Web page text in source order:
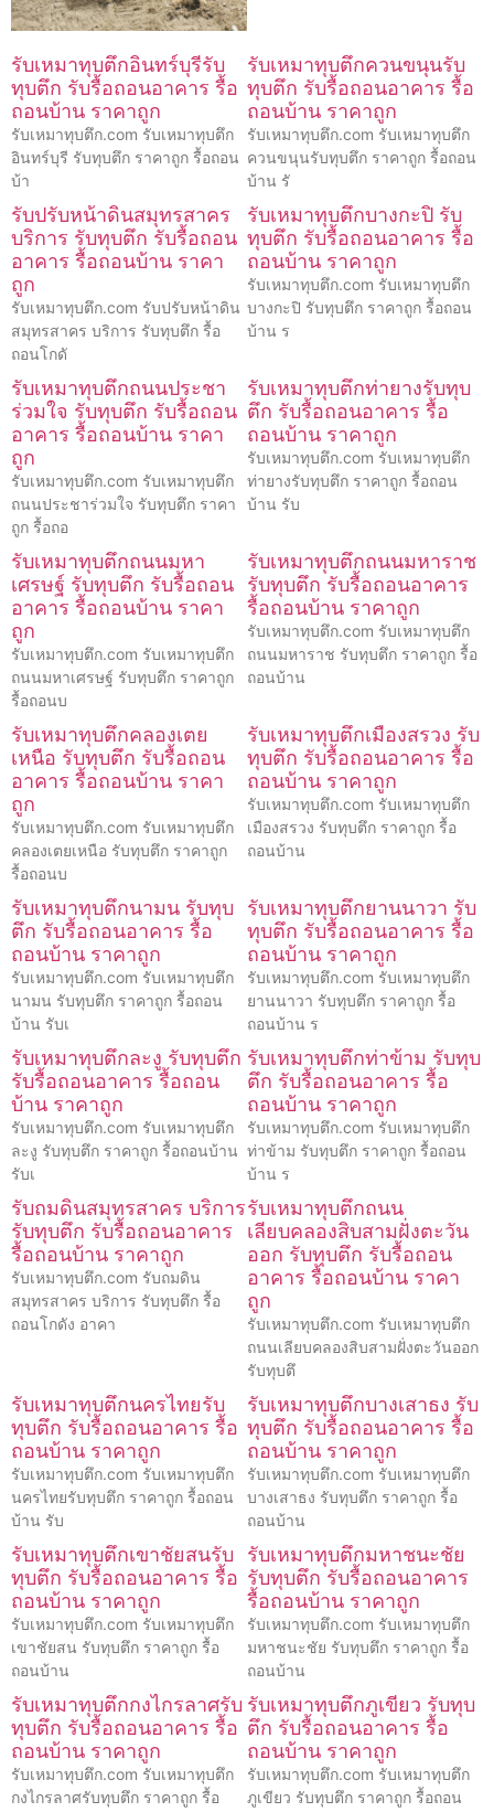
รับเหมาทุบตึกอินทร์บุรีรับ
ทุบตึก รับรื้อถอนอาคาร รื้อ
ถอนบ้าน ราคาถูก
รับเหมาทุบตึก.com รับเหมาทุบตึก
อินทร์บุรี รับทุบตึก ราคาถูก รื้อถอน
บ้า
รับเหมาทุบตึกควนขนุนรับ
ทุบตึก รับรื้อถอนอาคาร รื้อ
ถอนบ้าน ราคาถูก
รับเหมาทุบตึก.com รับเหมาทุบตึก
ควนขนุนรับทุบตึก ราคาถูก รื้อถอน
บ้าน รั
รับปรับหน้าดินสมุทรสาคร
บริการ รับทุบตึก รับรื้อถอน
อาคาร รื้อถอนบ้าน ราคา
ถูก
รับเหมาทุบตึก.com รับปรับหน้าดิน
สมุทรสาคร บริการ รับทุบตึก รื้อ
ถอนโกดั
รับเหมาทุบตึกบางกะปิ รับ
ทุบตึก รับรื้อถอนอาคาร รื้อ
ถอนบ้าน ราคาถูก
รับเหมาทุบตึก.com รับเหมาทุบตึก
บางกะปิ รับทุบตึก ราคาถูก รื้อถอน
บ้าน ร
รับเหมาทุบตึกถนนประชา
ร่วมใจ รับทุบตึก รับรื้อถอน
อาคาร รื้อถอนบ้าน ราคา
ถูก
รับเหมาทุบตึก.com รับเหมาทุบตึก
ถนนประชาร่วมใจ รับทุบตึก ราคา
ถูก รื้อถอ
รับเหมาทุบตึกท่ายางรับทุบ
ตึก รับรื้อถอนอาคาร รื้อ
ถอนบ้าน ราคาถูก
รับเหมาทุบตึก.com รับเหมาทุบตึก
ท่ายางรับทุบตึก ราคาถูก รื้อถอน
บ้าน รับ
รับเหมาทุบตึกถนนมหา
เศรษฐ์ รับทุบตึก รับรื้อถอน
อาคาร รื้อถอนบ้าน ราคา
ถูก
รับเหมาทุบตึก.com รับเหมาทุบตึก
ถนนมหาเศรษฐ์ รับทุบตึก ราคาถูก
รื้อถอนบ
รับเหมาทุบตึกถนนมหาราช
รับทุบตึก รับรื้อถอนอาคาร
รื้อถอนบ้าน ราคาถูก
รับเหมาทุบตึก.com รับเหมาทุบตึก
ถนนมหาราช รับทุบตึก ราคาถูก รื้อ
ถอนบ้าน
รับเหมาทุบตึกคลองเตย
เหนือ รับทุบตึก รับรื้อถอน
อาคาร รื้อถอนบ้าน ราคา
ถูก
รับเหมาทุบตึก.com รับเหมาทุบตึก
คลองเตยเหนือ รับทุบตึก ราคาถูก
รื้อถอนบ
รับเหมาทุบตึกเมืองสรวง รับ
ทุบตึก รับรื้อถอนอาคาร รื้อ
ถอนบ้าน ราคาถูก
รับเหมาทุบตึก.com รับเหมาทุบตึก
เมืองสรวง รับทุบตึก ราคาถูก รื้อ
ถอนบ้าน
รับเหมาทุบตึกนามน รับทุบ
ตึก รับรื้อถอนอาคาร รื้อ
ถอนบ้าน ราคาถูก
รับเหมาทุบตึก.com รับเหมาทุบตึก
นามน รับทุบตึก ราคาถูก รื้อถอน
บ้าน รับเ
รับเหมาทุบตึกยานนาวา รับ
ทุบตึก รับรื้อถอนอาคาร รื้อ
ถอนบ้าน ราคาถูก
รับเหมาทุบตึก.com รับเหมาทุบตึก
ยานนาวา รับทุบตึก ราคาถูก รื้อ
ถอนบ้าน ร
รับเหมาทุบตึกละงู รับทุบตึก
รับรื้อถอนอาคาร รื้อถอน
บ้าน ราคาถูก
รับเหมาทุบตึก.com รับเหมาทุบตึก
ละงู รับทุบตึก ราคาถูก รื้อถอนบ้าน
รับเ
รับเหมาทุบตึกท่าข้าม รับทุบ
ตึก รับรื้อถอนอาคาร รื้อ
ถอนบ้าน ราคาถูก
รับเหมาทุบตึก.com รับเหมาทุบตึก
ท่าข้าม รับทุบตึก ราคาถูก รื้อถอน
บ้าน ร
รับถมดินสมุทรสาคร บริการ
รับทุบตึก รับรื้อถอนอาคาร
รื้อถอนบ้าน ราคาถูก
รับเหมาทุบตึก.com รับถมดิน
สมุทรสาคร บริการ รับทุบตึก รื้อ
ถอนโกดัง อาคา
รับเหมาทุบตึกถนน
เลียบคลองสิบสามฝั่งตะวัน
ออก รับทุบตึก รับรื้อถอน
อาคาร รื้อถอนบ้าน ราคา
ถูก
รับเหมาทุบตึก.com รับเหมาทุบตึก
ถนนเลียบคลองสิบสามฝั่งตะวันออก
รับทุบตึ
รับเหมาทุบตึกนครไทยรับ
ทุบตึก รับรื้อถอนอาคาร รื้อ
ถอนบ้าน ราคาถูก
รับเหมาทุบตึก.com รับเหมาทุบตึก
นครไทยรับทุบตึก ราคาถูก รื้อถอน
บ้าน รับ
รับเหมาทุบตึกบางเสาธง รับ
ทุบตึก รับรื้อถอนอาคาร รื้อ
ถอนบ้าน ราคาถูก
รับเหมาทุบตึก.com รับเหมาทุบตึก
บางเสาธง รับทุบตึก ราคาถูก รื้อ
ถอนบ้าน
รับเหมาทุบตึกเขาชัยสนรับ
ทุบตึก รับรื้อถอนอาคาร รื้อ
ถอนบ้าน ราคาถูก
รับเหมาทุบตึก.com รับเหมาทุบตึก
เขาชัยสน รับทุบตึก ราคาถูก รื้อ
ถอนบ้าน
รับเหมาทุบตึกมหาชนะชัย
รับทุบตึก รับรื้อถอนอาคาร
รื้อถอนบ้าน ราคาถูก
รับเหมาทุบตึก.com รับเหมาทุบตึก
มหาชนะชัย รับทุบตึก ราคาถูก รื้อ
ถอนบ้าน
รับเหมาทุบตึกกงไกรลาศรับ
ทุบตึก รับรื้อถอนอาคาร รื้อ
ถอนบ้าน ราคาถูก
รับเหมาทุบตึก.com รับเหมาทุบตึก
กงไกรลาศรับทุบตึก ราคาถูก รื้อ
รับเหมาทุบตึกภูเขียว รับทุบ
ตึก รับรื้อถอนอาคาร รื้อ
ถอนบ้าน ราคาถูก
รับเหมาทุบตึก.com รับเหมาทุบตึก
ภูเขียว รับทุบตึก ราคาถูก รื้อถอน